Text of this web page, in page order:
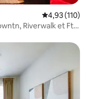
Évaluation
4,93 (110)
Riverwalk et Ft.